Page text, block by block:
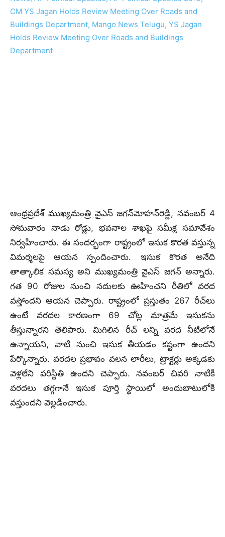
ఆంధ్రప్రదేశ్ ముఖ్యమంత్రి వైఎస్‌ జగన్‌మోహన్‌రెడ్డి, నవంబర్ 4
సోమవారం నాడు రోడ్లు, భవనాల శాఖపై సమీక్ష సమావేశం
నిర్వహించారు. ఈ సందర్భంగా రాష్ట్రంలో ఇసుక కొరత వస్తున్న
విమర్శలపై ఆయన స్పందించారు. ఇసుక కొరత అనేది
తాత్కాలిక సమస్య అని ముఖ్యమంత్రి వైఎస్‌ జగన్‌ అన్నారు.
గత 90 రోజుల నుంచి నదులకు ఊహించని రీతిలో వరద
వస్తోందని ఆయన చెప్పారు. రాష్ట్రంలో ప్రస్తుతం 267 రీచ్‌లు
ఉంటే వరదల కారణంగా 69 చోట్ల మాత్రమే ఇసుకను
తీస్తున్నారని తెలిపారు. మిగిలిన రీచ్ లన్ని వరద నీటిలోనే
ఉన్నాయని, వాటి నుంచి ఇసుక తీయడం కష్టంగా ఉందని
పేర్కొన్నారు. వరదల ప్రభావం వలన లారీలు, ట్రాక్టర్లు అక్కడకు
వెళ్లలేని పరిస్థితి ఉందని చెప్పారు. నవంబర్ చివరి నాటికీ
వరదలు తగ్గగానే ఇసుక పూర్తి స్థాయిలో అందుబాటులోకి
వస్తుందని వెల్లడించారు.